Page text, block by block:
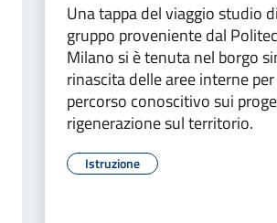
Una tappa del viaggio studio
gruppo proveniente dal
Milano si è tenuta nel borgo
rinascita delle aree interne
percorso conoscitivo sui
rigenerazione sul territorio.
Istruzione